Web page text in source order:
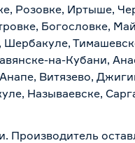
Розовке, Иртыше,
Богословке,
на-Кубани,
Витязево,
Называевске,